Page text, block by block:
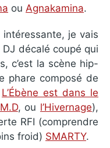
ou Agnakamina.
je vais
décalé coupé qui
c’est la scène hip-
phare composé de
L’Ébène est dans le
, ou l’Hivernage),
RFI (comprendre
froid) SMARTY.